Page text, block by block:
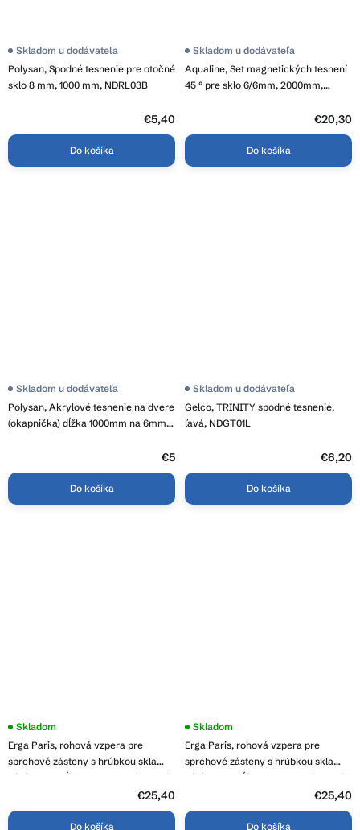
Polysan, Spodné tesnenie pre otočné
sklo 8 mm, 1000 mm, NDRL03B
Skladom u dodávateľa
€5,40
Do košíka
Aqualine, Set magnetických tesnení
45 ° pre sklo 6/6mm, 2000mm,
Skladom u dodávateľa
€20,30
Do košíka
Polysan, Akrylové tesnenie na dvere
(okapnička) dĺžka 1000mm na 6mm
Skladom u dodávateľa
€5
Do košíka
Gelco, TRINITY spodné tesnenie,
ľavá, NDGT01L
Skladom u dodávateľa
€6,20
Do košíka
Erga Paris, rohová vzpera pre
sprchové zásteny s hrúbkou skla
6/8/10 mm, dĺžka 60cm, zlatá matná,
Skladom
€25,40
Do košíka
Erga Paris, rohová vzpera pre
sprchové zásteny s hrúbkou skla
6/8/10 mm, dĺžka 60cm, zlatá lesklá,
Skladom
€25,40
Do košíka